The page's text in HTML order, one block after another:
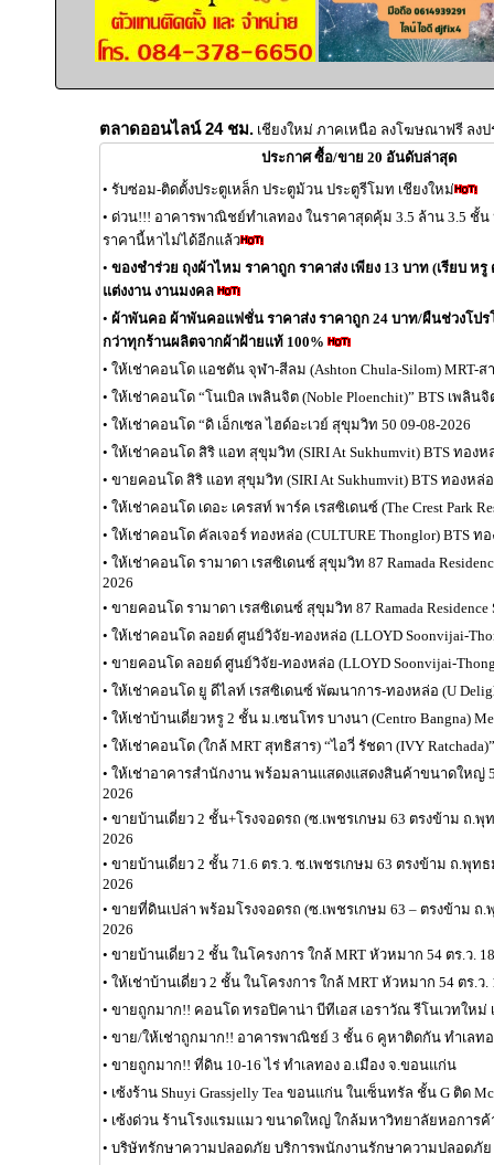
ตลาดออนไลน์ 24 ชม. เชียงใหม่ ภาคเหนือ ลงโฆษณาฟรี ลงป
ประกาศ ซื้อ/ขาย 20 อันดับล่าสุด
• รับซ่อม-ติดตั้งประตูเหล็ก ประตูม้วน ประตูรีโมท เชียงใหม่
• ด่วน!!! อาคารพาณิชย์ทำเลทอง ในราคาสุดคุ้ม 3.5 ล้าน 3.5 ชั้
ราคานี้หาไม่ได้อีกแล้ว
• ของชำร่วย ถุงผ้าไหม ราคาถูก ราคาส่ง เพียง 13 บาท (เรียบ หรู
แต่งงาน งานมงคล
• ผ้าพันคอ ผ้าพันคอแฟชั่น ราคาส่ง ราคาถูก 24 บาท/ผืนช่วงโป
กว่าทุกร้านผลิตจากผ้าฝ้ายแท้ 100%
• ให้เช่าคอนโด แอชตัน จุฬา-สีลม (Ashton Chula-Silom) MRT-ส
• ให้เช่าคอนโด “โนเบิล เพลินจิต (Noble Ploenchit)” BTS เพลินจิ
• ให้เช่าคอนโด “ดิ เอ็กเซล ไฮด์อะเวย์ สุขุมวิท 50 09-08-2026
• ให้เช่าคอนโด สิริ แอท สุขุมวิท (SIRI At Sukhumvit) BTS ทองห
• ขายคอนโด สิริ แอท สุขุมวิท (SIRI At Sukhumvit) BTS ทองหล่อ
• ให้เช่าคอนโด เดอะ เครสท์ พาร์ค เรสซิเดนซ์ (The Crest Park
• ให้เช่าคอนโด คัลเจอร์ ทองหล่อ (CULTURE Thonglor) BTS ท
• ให้เช่าคอนโด รามาดา เรสซิเดนซ์ สุขุมวิท 87 Ramada
2026
• ขายคอนโด รามาดา เรสซิเดนซ์ สุขุมวิท 87 Ramada Residence
• ให้เช่าคอนโด ลอยด์ ศูนย์วิจัย-ทองหล่อ (LLOYD Soonvijai-
• ขายคอนโด ลอยด์ ศูนย์วิจัย-ทองหล่อ (LLOYD Soonvijai-
• ให้เช่าคอนโด ยู ดีไลท์ เรสซิเดนซ์ พัฒนาการ-ทองหล่อ (U
• ให้เช่าบ้านเดี่ยวหรู 2 ชั้น ม.เซนโทร บางนา (Centro Bangna)
• ให้เช่าคอนโด (ใกล้ MRT สุทธิสาร) “ไอวี่ รัชดา (IVY
• ให้เช่าอาคารสำนักงาน พร้อมลานแสดงแสดงสินค้าขนาดใหญ่
2026
• ขายบ้านเดี่ยว 2 ชั้น+โรงจอดรถ (ซ.เพชรเกษม 63 ตรงข้าม ถ.
2026
• ขายบ้านเดี่ยว 2 ชั้น 71.6 ตร.ว. ซ.เพชรเกษม 63 ตรงข้าม ถ.พุ
2026
• ขายที่ดินเปล่า พร้อมโรงจอดรถ (ซ.เพชรเกษม 63 – ตรงข้าม
2026
• ขายบ้านเดี่ยว 2 ชั้น ในโครงการ ใกล้ MRT หัวหมาก 54 ตร.ว.
• ให้เช่าบ้านเดี่ยว 2 ชั้น ในโครงการ ใกล้ MRT หัวหมาก 54 ตร.ว.
• ขายถูกมาก!! คอนโด ทรอปิคาน่า บีทีเอส เอราวัณ รีโนเวทใหม่
• ขาย/ให้เช่าถูกมาก!! อาคารพาณิชย์ 3 ชั้น 6 คูหาติดกัน ทำเลท
• ขายถูกมาก!! ที่ดิน 10-16 ไร่ ทำเลทอง อ.เมือง จ.ขอนแก่น
• เซ้งร้าน Shuyi Grassjelly Tea ขอนแก่น ในเซ็นทรัล ชั้น G ติด
• เซ้งด่วน ร้านโรงแรมแมว ขนาดใหญ่ ใกล้มหาวิทยาลัยหอการค้
• บริษัทรักษาความปลอดภัย บริการพนักงานรักษาความปลอดภัย